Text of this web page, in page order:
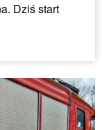
Dziś start